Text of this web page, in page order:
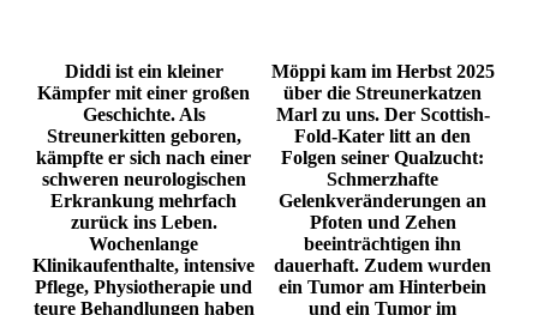
Diddi ist ein kleiner
Kämpfer mit einer großen
Geschichte. Als
Streunerkitten geboren,
kämpfte er sich nach einer
schweren neurologischen
Erkrankung mehrfach
zurück ins Leben.
Wochenlange
Klinikaufenthalte, intensive
Pflege, Physiotherapie und
teure Behandlungen haben
Möppi kam im Herbst 2025
über die Streunerkatzen
Marl zu uns. Der Scottish-
Fold-Kater litt an den
Folgen seiner Qualzucht:
Schmerzhafte
Gelenkveränderungen an
Pfoten und Zehen
beeinträchtigen ihn
dauerhaft. Zudem wurden
ein Tumor am Hinterbein
und ein Tumor im